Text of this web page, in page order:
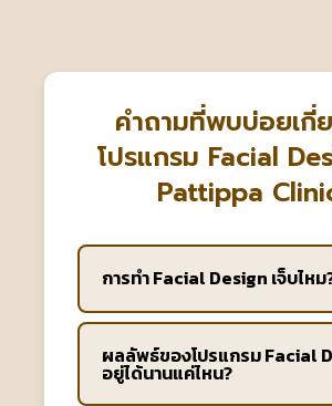
คำถามที่พบบ่อยเกี่
โปรแกรม Facial
Pattippa
การทำ Facial Design เจ็บไหม
ผลลัพธ์ของโปรแกรม Facial
อยู่ได้นานแค่ไหน?